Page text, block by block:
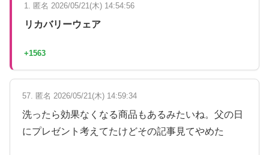
1. 匿名 2026/05/21(木) 14:54:56
リカバリーウェア
+1563
57. 匿名 2026/05/21(木) 14:59:34
洗ったら効果なくなる商品もあるみたいね。父の日
にプレゼント考えてたけどその記事見てやめた